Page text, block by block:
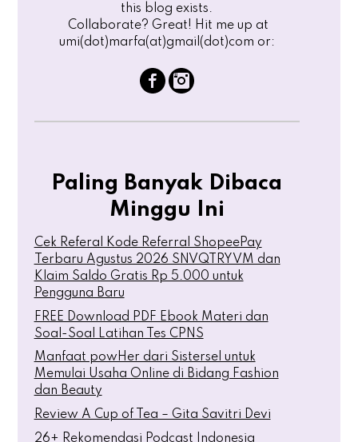
this blog exists.
Collaborate? Great! Hit me up at
umi(dot)marfa(at)gmail(dot)com or:
Paling Banyak Dibaca
Minggu Ini
Cek Referal Kode Referral ShopeePay
Terbaru Agustus 2026 SNVQTRYVM dan
Klaim Saldo Gratis Rp 5.000 untuk
Pengguna Baru
FREE Download PDF Ebook Materi dan
Soal-Soal Latihan Tes CPNS
Manfaat powHer dari Sistersel untuk
Memulai Usaha Online di Bidang Fashion
dan Beauty
Review A Cup of Tea – Gita Savitri Devi
26+ Rekomendasi Podcast Indonesia